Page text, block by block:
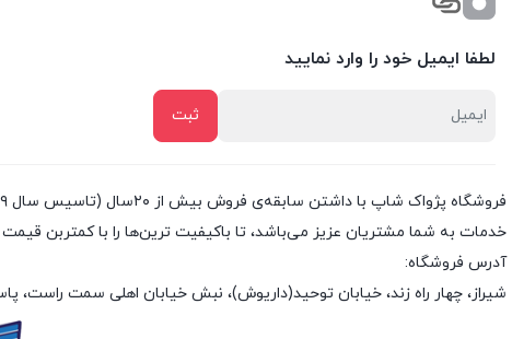
لطفا ایمیل خود را وارد نمایید
خدمات به شما مشتریان عزیز می‌باشد، تا باکیفیت ترین‌ها را با کمتربن
آدرس فروشگاه:
شیراز، چهار راه زند، خیابان توحید(داریوش)، نبش خیابان اهلی سمت راست،